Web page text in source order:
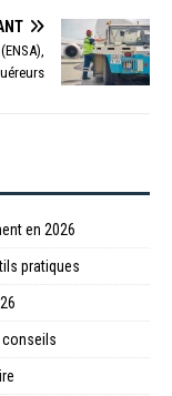
en 2026
pratiques
conseils